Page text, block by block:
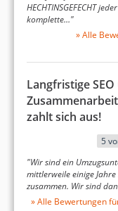
Google Ads
Stetige
Relaunch der
HECHTINSGEFECHT
komplette…"
» Alle
Langfristige SEO
zahlt sich aus!
5
"Wir sind ein
mittlerweile einige
zusammen. Wir sind
» Alle Bewertungen